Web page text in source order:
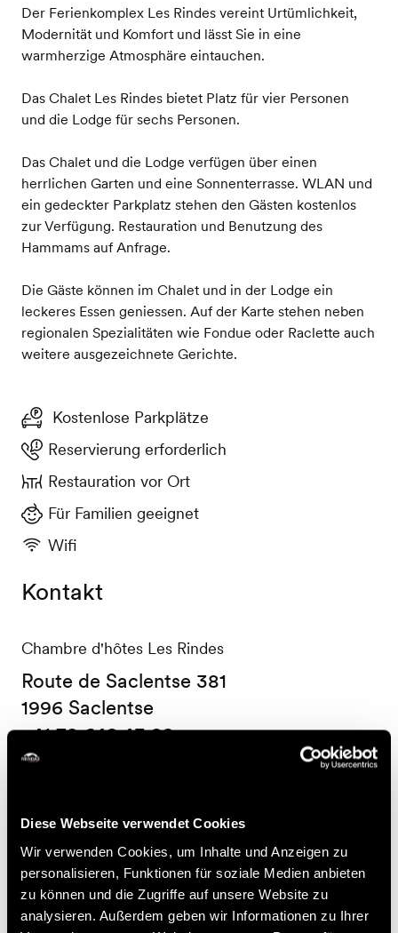
Diese Webseite verwendet Cookies
Wir verwenden Cookies, um Inhalte und Anzeigen zu
personalisieren, Funktionen für soziale Medien anbieten
zu können und die Zugriffe auf unsere Website zu
analysieren. Außerdem geben wir Informationen zu Ihrer
Der Ferienkomplex Les Rindes vereint Urtümlichkeit,
Modernität und Komfort und lässt Sie in eine
warmherzige Atmosphäre eintauchen.
Das Chalet Les Rindes bietet Platz für vier Personen
und die Lodge für sechs Personen.
Das Chalet und die Lodge verfügen über einen
herrlichen Garten und eine Sonnenterrasse. WLAN und
ein gedeckter Parkplatz stehen den Gästen kostenlos
zur Verfügung. Restauration und Benutzung des
Hammams auf Anfrage.
Die Gäste können im Chalet und in der Lodge ein
leckeres Essen geniessen. Auf der Karte stehen neben
regionalen Spezialitäten wie Fondue oder Raclette auch
weitere ausgezeichnete Gerichte.
Kostenlose Parkplätze
Reservierung erforderlich
Restauration vor Ort
Für Familien geeignet
Wifi
Kontakt
Chambre d'hôtes Les Rindes
Route de Saclentse 381
1996 Saclentse
+41 79 642 43 92
les-rindes@hotmail.ch
Einzeltarif
Ab 200.-CHF